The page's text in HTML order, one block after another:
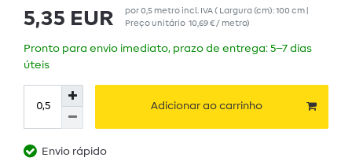
5,35 EUR por0,5 metroincl. IVA( Largura (cm): 100 cm |
Preço unitário 10,69 € / metro)
Pronto para envio imediato, prazo de entrega: 5–7 dias
úteis
Adicionar ao carrinho
Envio rápido